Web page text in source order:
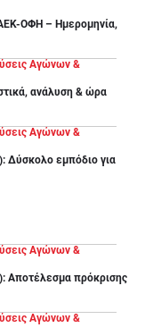
ΟΦΗ – Ημερομηνία,
Αγώνων &
ανάλυση & ώρα
Αγώνων &
Δύσκολο εμπόδιο για
Αγώνων &
Αποτέλεσμα πρόκρισης
Αγώνων &